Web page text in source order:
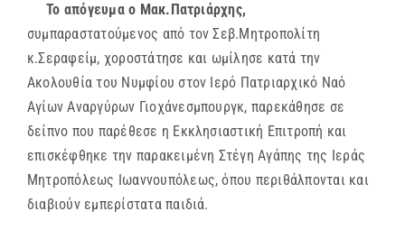
Το απόγευμα ο Μακ.Πατριάρχης,
συμπαραστατούμενος από τον Σεβ.Μητροπολίτη
κ.Σεραφείμ, χοροστάτησε και ωμίλησε κατά την
Ακολουθία του Νυμφίου στον Ιερό Πατριαρχικό Ναό
Αγίων Αναργύρων Γιοχάνεσμπουργκ, παρεκάθησε σε
δείπνο που παρέθεσε η Εκκλησιαστική Επιτροπή και
επισκέφθηκε την παρακειμένη Στέγη Αγάπης της Ιεράς
Μητροπόλεως Ιωαννουπόλεως, όπου περιθάλπονται και
διαβιούν εμπερίστατα παιδιά.